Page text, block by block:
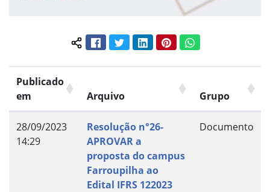
Compartilhar conteúdo:
FacebookTwitterLinkedInPinterestWhatsApp
Publicado
em
Arquivo Grupo
28/09/2023
14:29
Resolução n°26-
APROVAR a
proposta do campus
Farroupilha ao
Edital IFRS 122023
Documento